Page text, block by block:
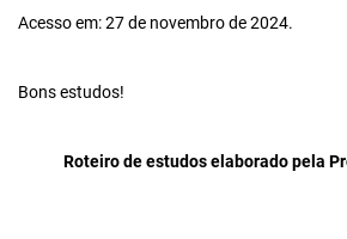
Acesso em: 27 de novembro de 2024.
Bons estudos!
Roteiro deestudos elaborado pela